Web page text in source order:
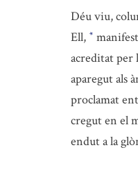
Déu viu,
Ell, *
acreditat per
aparegut als
proclamat
cregut en el
endut a la